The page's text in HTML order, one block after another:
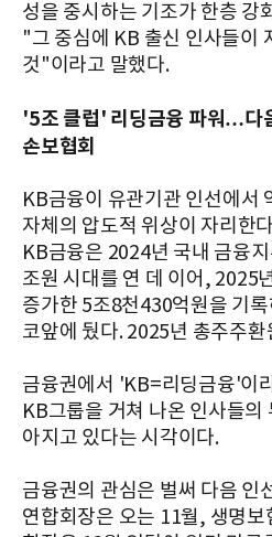
성을 중시하는 기조가 한층 강
"그 중심에 KB 출신 인사들이
것"이라고 말했다.
'5조 클럽' 리딩금융 파워…다
손보협회
KB금융이 유관기관 인선에서
자체의 압도적 위상이 자리한
KB금융은 2024년 국내 금융
조원 시대를 연 데 이어, 2025
증가한 5조8천430억원을 기
코앞에 뒀다. 2025년 총주주
금융권에서 'KB=리딩금융'이
KB그룹을 거쳐 나온 인사들의
아지고 있다는 시각이다.
금융권의 관심은 벌써 다음 인
연합회장은 오는 11월, 생명